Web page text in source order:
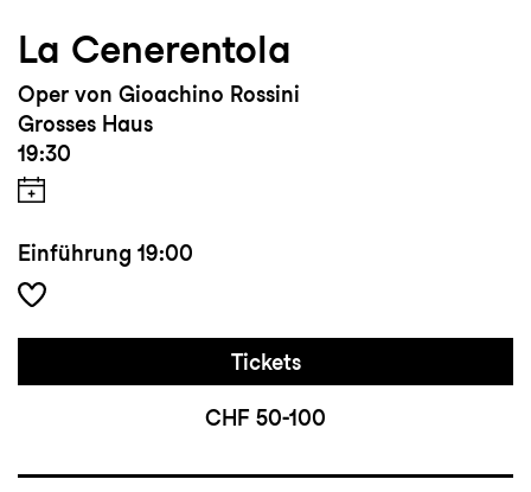
La Cenerentola
Oper von Gioachino Rossini
Grosses Haus
19:30
Einführung 19:00
Tickets
CHF 50-100